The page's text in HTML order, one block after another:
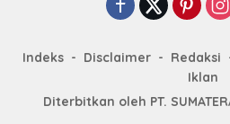
Indeks Disclaimer Redaksi
Iklan
Diterbitkan oleh PT.